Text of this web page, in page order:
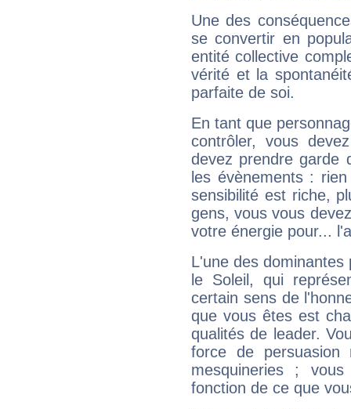
Une des
se convertir en
entité collective
vérité et la
parfaite de soi.
En tant que
contrôler, vous
devez prendre garde
les évènements :
sensibilité est riche,
gens, vous vous
votre énergie pour...
L'une des
le Soleil, qui
certain sens de
que vous êtes est
qualités de leader.
force de
mesquineries ;
fonction de ce que